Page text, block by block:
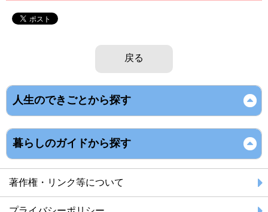
戻る
人生のできごとから探す
暮らしのガイドから探す
著作権・リンク等について